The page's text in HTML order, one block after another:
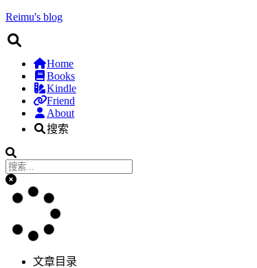
Reimu's blog
Home
Books
Kindle
Friend
About
搜索
文章目录